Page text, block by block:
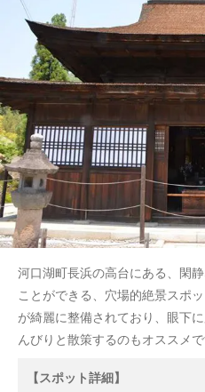
河口湖町長浜の高台にある、閑
ことができる、穴場的絶景スポ
が綺麗に整備されており、眼下
んびりと散策するのもオススメで
【スポット詳細】